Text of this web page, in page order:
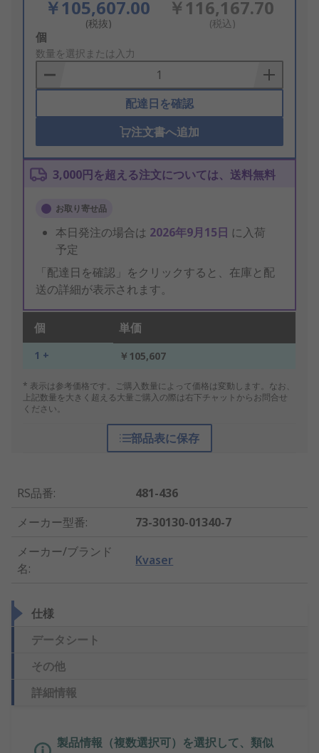
￥105,607.00
(税抜)
￥116,167.70
(税込)
Add
to
Basket
個
数量を選択または入力
配達日を確認
注文書へ追加
3,000円を超える注文については、送料無料
お取り寄せ品
本日発注の場合は 2026年9月15日 に入荷
予定
「配達日を確認」をクリックすると、在庫と配
送の詳細が表示されます。
個 単価
1 + ￥105,607
* 表示は参考価格です。ご購入数量によって価格は変動します。なお、
上記数量を大きく超える大量ご購入の際は右下チャットからお問合せ
ください。
部品表に保存
RS品番:
481-436
メーカー型番:
73-30130-01340-7
メーカー/ブランド
名:
Kvaser
仕様
データシート
その他
詳細情報
製品情報（複数選択可）を選択して、類似